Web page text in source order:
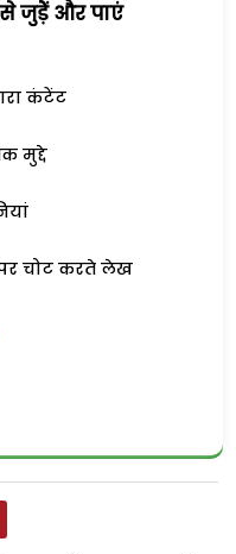
से जुड़ेें और पाएं
कंटेंट
मुद्दे
चोट करते लेख